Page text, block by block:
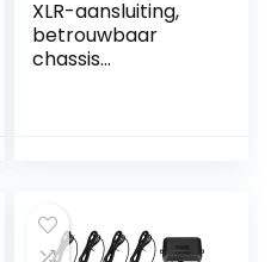
XLR-aansluiting,
betrouwbaar
chassis
voor studio’s